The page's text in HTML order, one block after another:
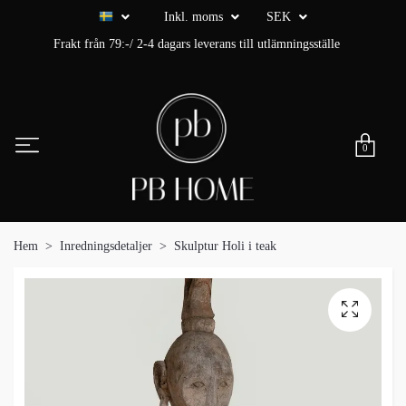
Inkl. moms
SEK
Frakt från 79:-/ 2-4 dagars leverans till utlämningsställe
0
Hem Inredningsdetaljer Skulptur Holi i teak